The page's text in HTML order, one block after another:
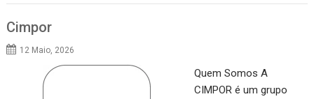
Cimpor
12 Maio, 2026
Quem Somos A
CIMPOR é um grupo